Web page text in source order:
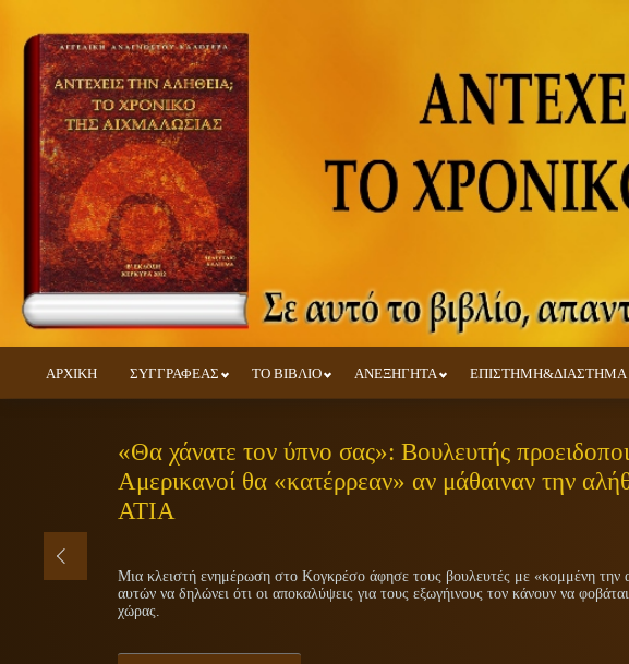
ΑΡΧΙΚΗ ΣΥΓΓΡΑΦΕΑΣ ΤΟ ΒΙΒΛΙΟ ΑΝΕΞΗΓΗΤΑ ΕΠΙΣΤΗΜΗ&ΔΙΑΣΤΗΜΑ
«Θα χάνατε τον ύπνο σας»: Βουλευτής
Αμερικανοί θα «κατέρρεαν» αν μάθαιναν την
ΑΤΙΑ
Μια κλειστή ενημέρωση στο Κογκρέσο άφησε τους βουλευτές με «κομμένη την
αυτών να δηλώνει ότι οι αποκαλύψεις για τους εξωγήινους τον κάνουν να
χώρας.